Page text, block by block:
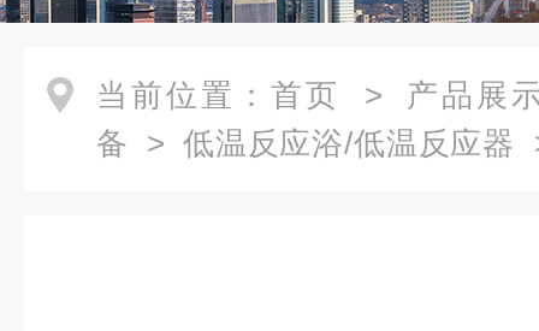
当前位置： 首页 > 产品展
备 > 低温反应浴/低温反应器